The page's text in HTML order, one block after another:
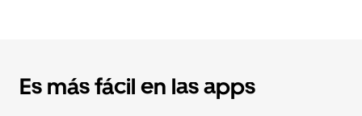
Es más fácil en las apps